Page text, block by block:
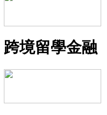
跨境留學金融